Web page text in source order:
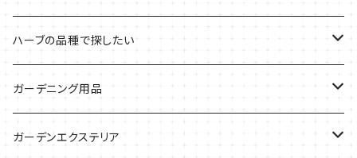
気分で香りを楽しみたい
BBQ・肉料理に
サラダに使いたい
秋植えで料理に
ハーブガーデンづくりに
夏のハーブガーデンに
インスタ映えハーブ
虫よけに使いたい
ハーブバスに
トマトのコンパニオン
ジャガイモのコンパニオン
葉物野菜のコンパニオン
ハーブの品種で探したい
ミント・ハーブ苗
バジル・ハーブ苗
ガーデニング用品
その他
ガーデンエクステリア